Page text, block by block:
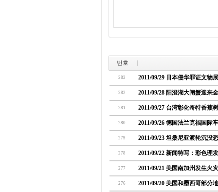
번호
283 2011/09/29 日本侵华罪证文物
282 2011/09/28 阳澄湖大闸蟹迎来
281 2011/09/27 台湾彰化奇特香蕉
280 2011/09/26 德国法兰克福国际
279 2011/09/23 坦桑尼亚渡轮沉没
278 2011/09/22 新闻特写：彩色理
277 2011/09/21 美国南加州发生火
276 2011/09/20 美国和墨西哥部分